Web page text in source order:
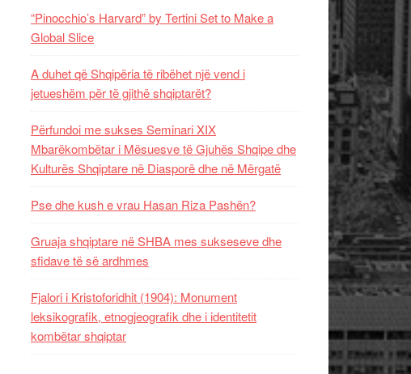
“Pinocchio’s Harvard” by Tertini Set to Make a
Global Slice
A duhet që Shqipëria të ribëhet një vend i
jetueshëm për të gjithë shqiptarët?
Përfundoi me sukses Seminari XIX
Mbarëkombëtar i Mësuesve të Gjuhës Shqipe dhe
Kulturës Shqiptare në Diasporë dhe në Mërgatë
Pse dhe kush e vrau Hasan Riza Pashën?
Gruaja shqiptare në SHBA mes sukseseve dhe
sfidave të së ardhmes
Fjalori i Kristoforidhit (1904): Monument
leksikografik, etnogjeografik dhe i identitetit
kombëtar shqiptar